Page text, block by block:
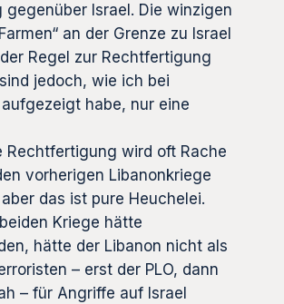
gegenüber Israel. Die winzigen
an der Grenze zu Israel
Regel zur Rechtfertigung
jedoch, wie ich bei
habe, nur eine
Rechtfertigung wird oft Rache
vorherigen Libanonkriege
das ist pure Heuchelei.
Kriege hätte
hätte der Libanon nicht als
– erst der PLO, dann
– für Angriffe auf Israel